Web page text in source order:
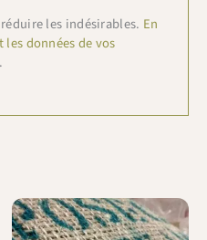
les indésirables. En
données de vos
.